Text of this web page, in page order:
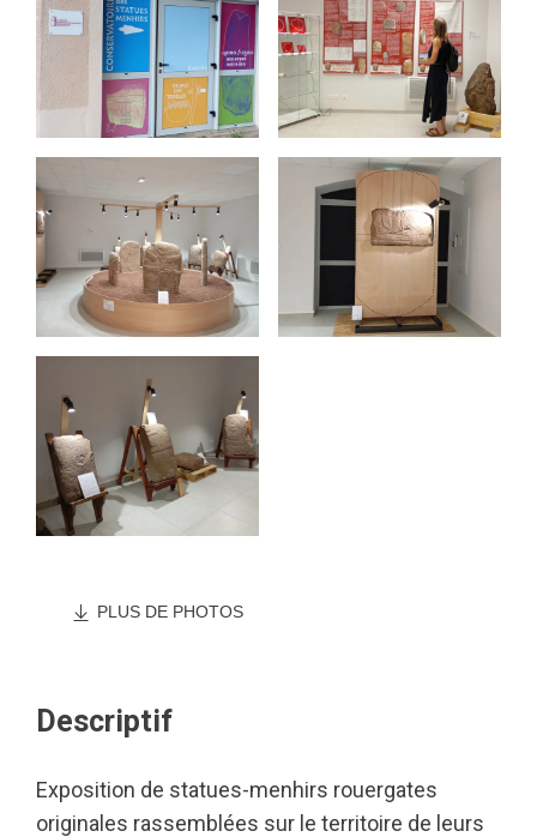
PLUS DE PHOTOS
Descriptif
Exposition de statues-menhirs rouergates
originales rassemblées sur le territoire de leurs